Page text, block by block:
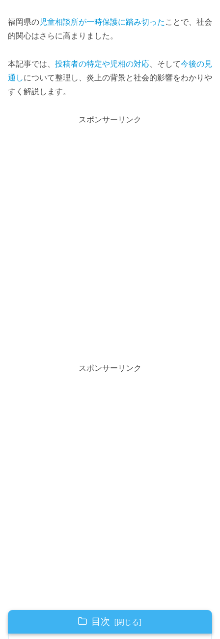
福岡県の児童相談所が一時保護に踏み切った ことで、社会
的関心はさらに高まりました。
本記事では、 投稿者の特定や児相の対応 、そして今後の見
通しについて整理し、炎上の背景と社会的影響をわかりや
すく解説します。
スポンサーリンク
スポンサーリンク
目次